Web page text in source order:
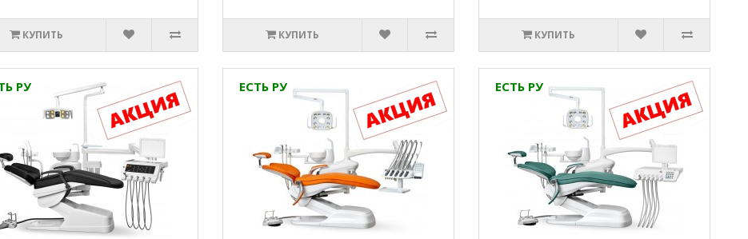
КУПИТЬ КУПИТЬ КУПИТЬ
РУ ЕСТЬ РУ ЕСТЬ РУ